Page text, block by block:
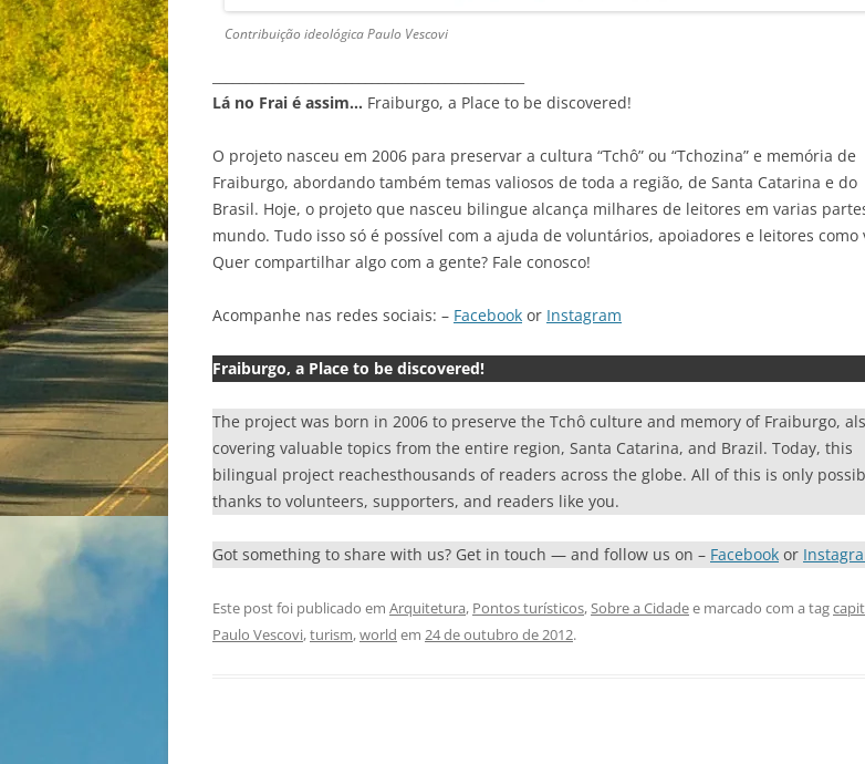
Contribuição ideológica Paulo Vescovi
Lá no Frai é assim… Fraiburgo, a Place to be discovered!
O projeto nasceu em 2006 para preservar a cultura “Tchô” ou “Tchozina” e memória de
Fraiburgo, abordando também temas valiosos de toda a região, de Santa Catarina e do
Brasil. Hoje, o projeto que nasceu bilingue alcança milhares de leitores em varias
mundo. Tudo isso só é possível com a ajuda de voluntários, apoiadores e leitores como
Quer compartilhar algo com a gente? Fale conosco!
Acompanhe nas redes sociais: – Facebook or Instagram
Fraiburgo, a Place to be discovered!
The project was born in 2006 to preserve the Tchô culture and memory of Fraiburgo,
covering valuable topics from the entire region, Santa Catarina, and Brazil. Today, this
bilingual project reachesthousands of readers across the globe. All of this is only
thanks to volunteers, supporters, and readers like you.
Got something to share with us? Get in touch — and follow us on – Facebook or
Este post foi publicado em Arquitetura, Pontos turísticos,Sobre a Cidadee marcado com a tag
Paulo Vescovi,turism,world em 24 de outubro de 2012.